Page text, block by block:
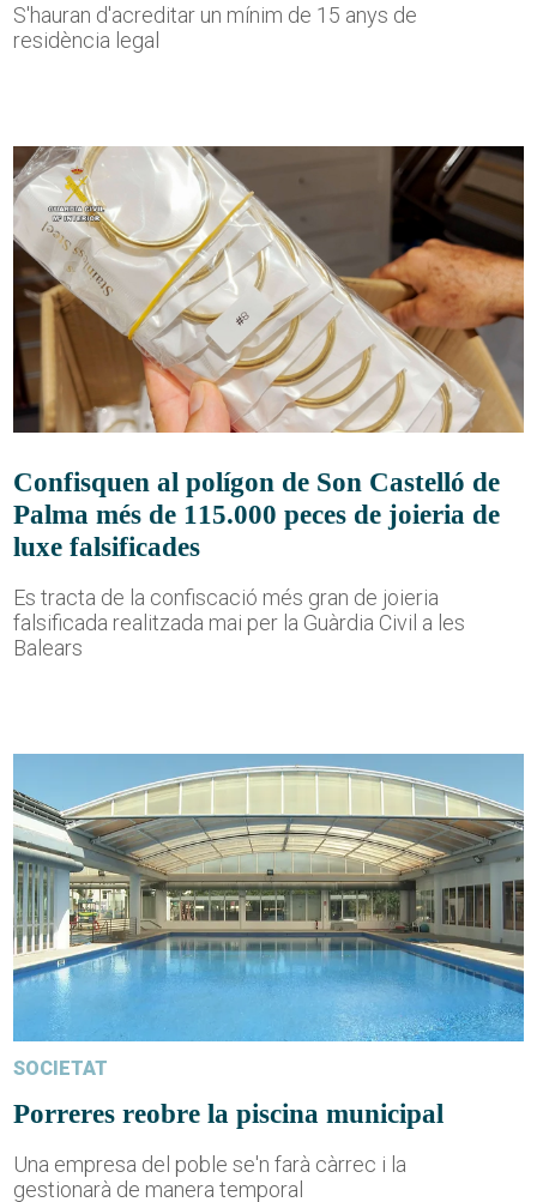
S'hauran d'acreditar un mínim de 15 anys de
residència legal
Confisquen al polígon de Son Castelló de
Palma més de 115.000 peces de joieria de
luxe falsificades
Es tracta de la confiscació més gran de joieria
falsificada realitzada mai per la Guàrdia Civil a les
Balears
SOCIETAT
Porreres reobre la piscina municipal
Una empresa del poble se'n farà càrrec i la
gestionarà de manera temporal